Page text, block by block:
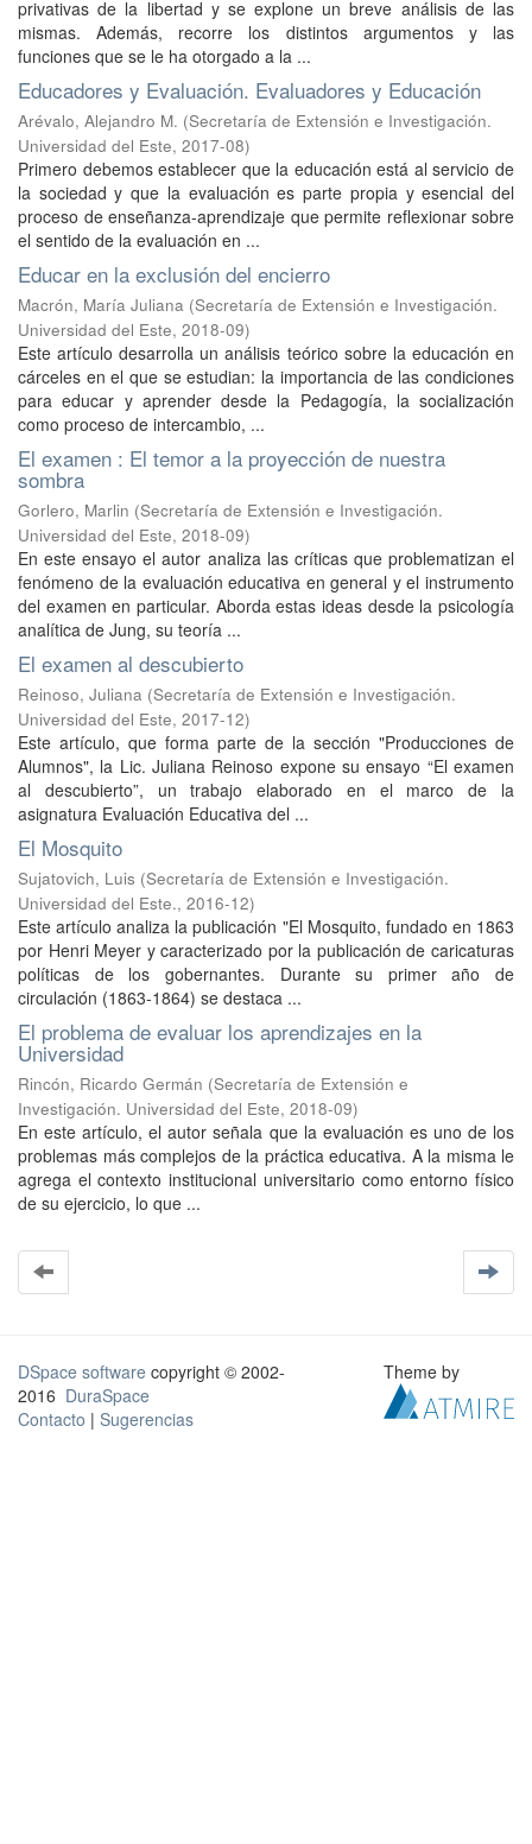
privativas de la libertad y se explone un breve análisis de las
mismas. Además, recorre los distintos argumentos y las
funciones que se le ha otorgado a la ...
Educadores y Evaluación. Evaluadores y Educación
Arévalo, Alejandro M. (Secretaría de Extensión e Investigación.
Universidad del Este, 2017-08)
Primero debemos establecer que la educación está al servicio de
la sociedad y que la evaluación es parte propia y esencial del
proceso de enseñanza-aprendizaje que permite reflexionar sobre
el sentido de la evaluación en ...
Educar en la exclusión del encierro
Macrón, María Juliana (Secretaría de Extensión e Investigación.
Universidad del Este, 2018-09)
Este artículo desarrolla un análisis teórico sobre la educación en
cárceles en el que se estudian: la importancia de las condiciones
para educar y aprender desde la Pedagogía, la socialización
como proceso de intercambio, ...
El examen : El temor a la proyección de nuestra
sombra
Gorlero, Marlin (Secretaría de Extensión e Investigación.
Universidad del Este, 2018-09)
En este ensayo el autor analiza las críticas que problematizan el
fenómeno de la evaluación educativa en general y el instrumento
del examen en particular. Aborda estas ideas desde la psicología
analítica de Jung, su teoría ...
El examen al descubierto
Reinoso, Juliana (Secretaría de Extensión e Investigación.
Universidad del Este, 2017-12)
Este artículo, que forma parte de la sección "Producciones de
Alumnos", la Lic. Juliana Reinoso expone su ensayo “El examen
al descubierto”, un trabajo elaborado en el marco de la
asignatura Evaluación Educativa del ...
El Mosquito
Sujatovich, Luis (Secretaría de Extensión e Investigación.
Universidad del Este., 2016-12)
Este artículo analiza la publicación "El Mosquito, fundado en 1863
por Henri Meyer y caracterizado por la publicación de caricaturas
políticas de los gobernantes. Durante su primer año de
circulación (1863-1864) se destaca ...
El problema de evaluar los aprendizajes en la
Universidad
Rincón, Ricardo Germán (Secretaría de Extensión e
Investigación. Universidad del Este, 2018-09)
En este artículo, el autor señala que la evaluación es uno de los
problemas más complejos de la práctica educativa. A la misma le
agrega el contexto institucional universitario como entorno físico
de su ejercicio, lo que ...
DSpace software copyright © 2002-
2016 DuraSpace
Contacto | Sugerencias
Theme by